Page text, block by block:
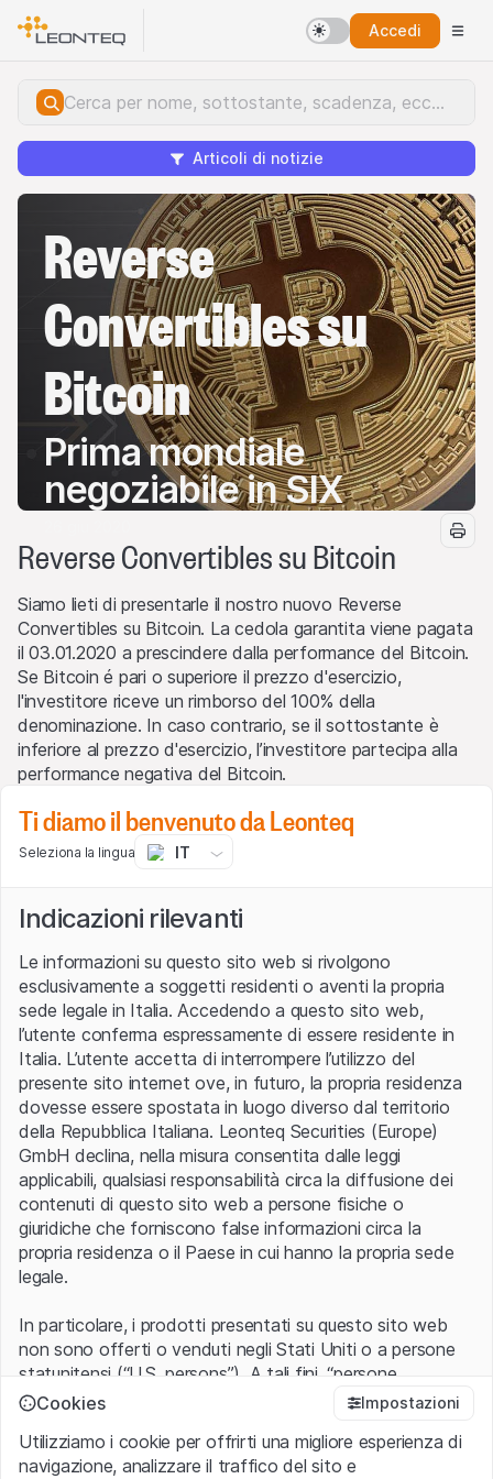
Accedi
Articoli di notizie
Reverse
Convertibles su
Bitcoin
Prima mondiale
negoziabile in SIX
Reverse Convertibles su Bitcoin
Siamo lieti di presentarle il nostro nuovo Reverse
Convertibles su Bitcoin. La cedola garantita viene pagata
il 03.01.2020 a prescindere dalla performance del Bitcoin.
Se Bitcoin é pari o superiore il prezzo d'esercizio,
l'investitore riceve un rimborso del 100% della
denominazione. In caso contrario, se il sottostante è
inferiore al prezzo d'esercizio, l’investitore partecipa alla
performance negativa del Bitcoin.
Reverse Convertibles su Bitcoin
Aspettative di mercato
Ci si aspetta che Bitcoin (XBT CFIX Curncy) alla data di
scadenza (25.12.2020) sia pari, oppure superiore del
prezzo di esercizio.
Funzionamento delle cedole
La cedola garantita viene pagata il 30.12.2020 a
prescindere dalla performance del Bitcoin.
Meccanismo di rimborso a scadenza
Se Bitcoin é pari o superiore al prezzo d'esercizio,
l'investitore riceve un rimborso del 100% della
denominazione più la cedola.
prezzo d'esercizio, l'investitore riceverà la
denominazione ridotta proporzionalmente alla
performance negativa di Bitcoin in base al prezzo
d'esercizio più la cedola.
Rischi
Ti diamo il benvenuto da Leonteq
Seleziona la lingua IT
Indicazioni rilevanti
Le informazioni su questo sito web si rivolgono
esclusivamente a soggetti residenti o aventi la propria
sede legale in Italia. Accedendo a questo sito web,
l’utente conferma espressamente di essere residente in
Italia. L’utente accetta di interrompere l’utilizzo del
presente sito internet ove, in futuro, la propria residenza
dovesse essere spostata in luogo diverso dal territorio
della Repubblica Italiana. Leonteq Securities (Europe)
GmbH declina, nella misura consentita dalle leggi
applicabili, qualsiasi responsabilità circa la diffusione dei
contenuti di questo sito web a persone fisiche o
giuridiche che forniscono false informazioni circa la
propria residenza o il Paese in cui hanno la propria sede
legale.
In particolare, i prodotti presentati su questo sito web
non sono offerti o venduti negli Stati Uniti o a persone
statunitensi (“U.S. persons”). A tali fini, “persone
statunitensi” vanno intese nel significato ad esse ascritto
1933 che include le persone residenti negli Stati Uniti
d’America, le società per azioni e le altre forme societarie
Cookies Impostazioni
Utilizziamo i cookie per offrirti una migliore esperienza di
navigazione, analizzare il traffico del sito e